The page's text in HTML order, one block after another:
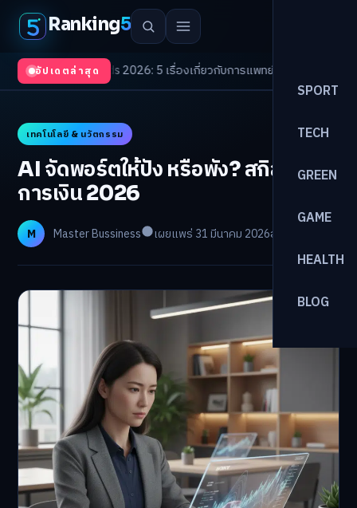
Ranking5
SPORT
TECH
GREEN
GAME
HEALTH
BLOG
อัปเดตล่าสุด
Trends 2026: 5 เรื่องเกี่ยวกับการแพทย์ที่ควรรู้/ดอกเบี้ยขาขึ้นรอบใหม่!
เทคโนโลยี & นวัตกรรม
AI จัดพอร์ตให้ปัง หรือพัง? สกิลใหม่
การเงิน 2026
M Master Bussiness เผยแพร่ 31 มีนาคม 2026อ่าน 21 นาที